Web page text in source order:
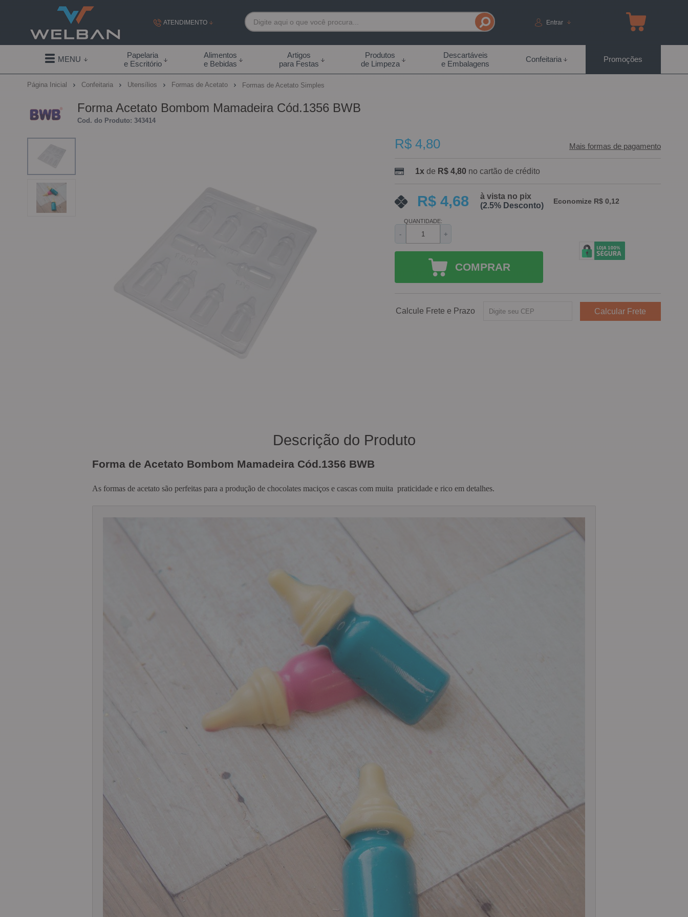
ATENDIMENTO
(19) 99855-7892
(19) 99855-7892
contato@welban.com.br
Segunda à sexta - 08:30h às 18:00h Sábados -
09:00h às 14:00h
Entrar
MENU
Papelaria
e Escritório
Alimentos
e Bebidas
Artigos
para Festas
Produtos
de Limpeza
Descartáveis
e Embalagens
Confeitaria Promoções
Página Inicial Confeitaria Utensílios Formas de Acetato Formas de Acetato Simples
Forma Acetato Bombom Mamadeira Cód.1356 BWB
Cod. do Produto: 343414
R$ 4,80 Mais formas de pagamento
1xdeR$ 4,80 no cartão de crédito
R$ 4,68
à vista no pix
(2.5% Desconto)
Economize R$ 0,12
QUANTIDADE:
- +
COMPRAR
Calcule Frete e Prazo
Descrição do Produto
Forma de Acetato Bombom Mamadeira Cód.1356 BWB
As formas de acetato são perfeitas para a produção de chocolates maciços e cascas com muita praticidade e rico em detalhes.